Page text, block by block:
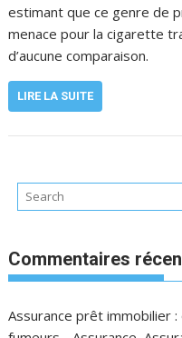
estimant que ce genre de
menace pour la cigarette
d’aucune comparaison.
LIRE LA SUITE
Commentaires
Assurance prêt immobilier